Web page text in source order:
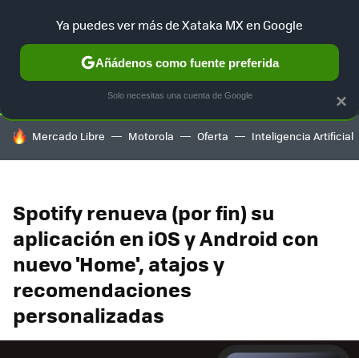
SELECCIÓN GAMING HOME AUTO TERRITORIO
HOY SE HABLA DE
Mercado Libre Motorola Oferta Inteligencia Artificial
Spotify renueva (por fin) su
aplicación en iOS y Android con
nuevo 'Home', atajos y
recomendaciones
personalizadas
×
Ya puedes ver más de Xataka MX en Google
Añádenos como fuente preferida
Solo necesitas una cuenta de Google